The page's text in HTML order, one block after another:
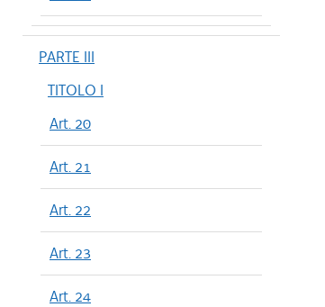
PARTE III
TITOLO I
Art. 20
Art. 21
Art. 22
Art. 23
Art. 24